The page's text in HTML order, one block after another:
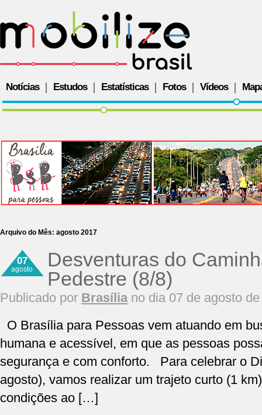
Notícias Estudos Estatísticas Fotos Vídeos
Arquivo do Mês: agosto 2017
07
agosto
Desventuras do
Pedestre (8/8)
Publicado por Brasíliano dia 07 de agosto
O Brasília para Pessoas vem atuando em
humana e acessível, em que as pessoas
segurança e com conforto. Para celebrar o
agosto), vamos realizar um trajeto curto (1
condições ao […]